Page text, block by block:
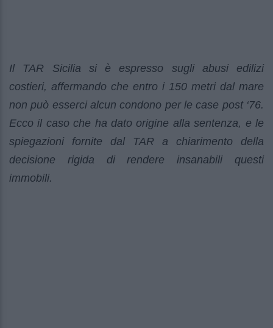
Il TAR Sicilia si è espresso sugli abusi edilizi
costieri, affermando che entro i 150 metri dal mare
non può esserci alcun condono per le case post ‘76.
Ecco il caso che ha dato origine alla sentenza, e le
spiegazioni fornite dal TAR a chiarimento della
decisione rigida di rendere insanabili questi
immobili.